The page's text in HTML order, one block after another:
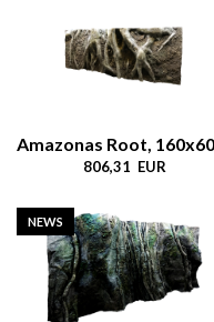
806,31 EUR
NEWS